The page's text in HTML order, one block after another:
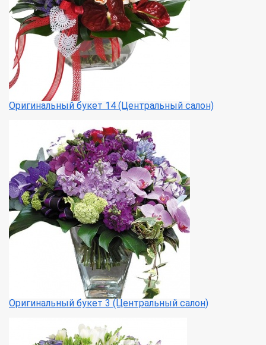
Оригинальный букет 14 (Центральный салон)
Оригинальный букет 3 (Центральный салон)